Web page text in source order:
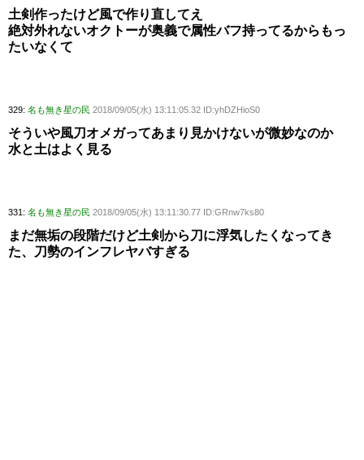
土剣作ったけど風で作り直してえ
絶対外れないオクトーが奥義で属性バフ持ってるからもっ
たいなくて
329: 名も無き星の民 2018/09/05(水) 13:11:05.32 ID:yhDZHioS0
そういや風刀オメガってあまり見かけないが微妙なのか
水と土はよく見る
331: 名も無き星の民 2018/09/05(水) 13:11:30.77 ID:GRnw7ks80
まだ無垢の段階だけど土剣から刀に浮気したくなってき
た、刀勢のインフレヤバすぎる